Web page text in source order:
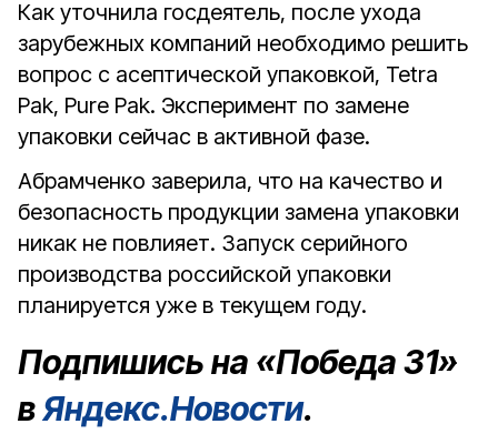
Как уточнила госдеятель, после ухода
зарубежных компаний необходимо решить
вопрос с асептической упаковкой, Tetra
Pak, Pure Pak. Эксперимент по замене
упаковки сейчас в активной фазе.
Абрамченко заверила, что на качество и
безопасность продукции замена упаковки
никак не повлияет. Запуск серийного
производства российской упаковки
планируется уже в текущем году.
Подпишись на «Победа 31»
вЯндекс.Новости.